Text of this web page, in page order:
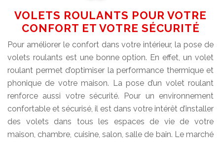
VOLETS ROULANTS POUR VOTRE
CONFORT ET VOTRE SÉCURITÉ
Pour améliorer le confort dans votre intérieur, la pose de
volets roulants est une bonne option. En effet, un volet
roulant permet d’optimiser la performance thermique et
phonique de votre maison. La pose d’un volet roulant
renforce aussi votre sécurité. Pour un environnement
confortable et sécurisé, il est dans votre intérêt d’installer
des volets dans tous les espaces de vie de votre
maison, chambre, cuisine, salon, salle de bain. Le marché